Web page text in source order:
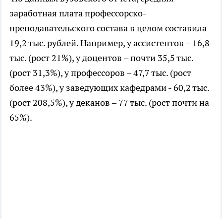
заработная плата профессорско-
преподавательского состава в целом составила
19,2 тыс. рублей. Например, у ассистентов – 16,8
тыс. (рост 21%), у доцентов – почти 35,5 тыс.
(рост 31,3%), у профессоров – 47,7 тыс. (рост
более 43%), у заведующих кафедрами - 60,2 тыс.
(рост 208,5%), у деканов – 77 тыс. (рост почти на
65%).